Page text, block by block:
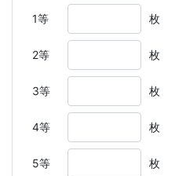
1等 枚
2等 枚
3等 枚
4等 枚
5等 枚